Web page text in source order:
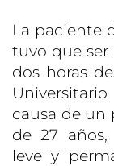
La paciente
tuvo que ser
dos horas
causa de un
de 27
leve y